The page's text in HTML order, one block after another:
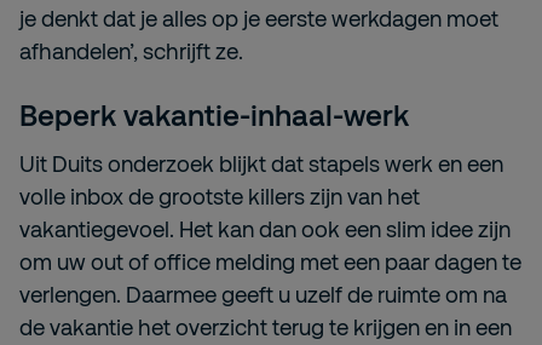
je denkt dat je alles op je eerste werkdagen moet
afhandelen’, schrijft ze.
Beperk vakantie-inhaal-werk
Uit Duits onderzoek blijkt dat stapels werk en een
volle inbox de grootste killers zijn van het
vakantiegevoel. Het kan dan ook een slim idee zijn
om uw out of office melding met een paar dagen te
verlengen. Daarmee geeft u uzelf de ruimte om na
de vakantie het overzicht terug te krijgen en in een